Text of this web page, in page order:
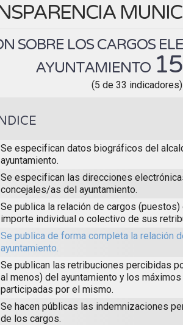
SOBRE LOS CARGOS
AYUNTAMIENTO
(5 de 33 indicadores)
Se especifican datos biográficos del
ayuntamiento.
Se especifican las direcciones
concejales/as del ayuntamiento.
Se publica la relación de cargos
importe individual o colectivo de sus
Se publica de forma completa la relación
ayuntamiento.
Se publican las retribuciones percibidas
al menos) del ayuntamiento y los
participadas por el mismo.
Se hacen públicas las indemnizaciones
de los cargos.